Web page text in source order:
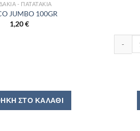
- ΠΑΤΑΤΆΚΙΑ
JUMBO 100GR
1,20€
ΣΤΟ ΚΑΛΆΘΙ